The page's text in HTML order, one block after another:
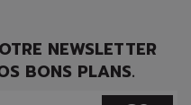
NEWSLETTER
BONS PLANS.